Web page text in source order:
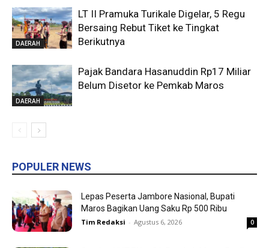
DAERAH
LT II Pramuka Turikale Digelar, 5 Regu
Bersaing Rebut Tiket ke Tingkat
Berikutnya
DAERAH
Pajak Bandara Hasanuddin Rp17 Miliar
Belum Disetor ke Pemkab Maros
POPULER NEWS
Lepas Peserta Jambore Nasional, Bupati
Maros Bagikan Uang Saku Rp 500 Ribu
Tim Redaksi - Agustus 6, 2026 0